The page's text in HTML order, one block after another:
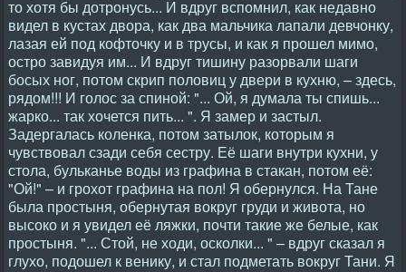
то хотя бы дотронусь... И вдруг вспомнил, как недавно
видел в кустах двора, как два мальчика лапали девчонку,
лазая ей под кофточку и в трусы, и как я прошел мимо,
остро завидуя им... И вдруг тишину разорвали шаги
босых ног, потом скрип половиц у двери в кухню, – здесь,
рядом!!! И голос за спиной: "... Ой, я думала ты спишь...
жарко... так хочется пить... ". Я замер и застыл.
Задергалась коленка, потом затылок, которым я
чувствовал сзади себя сестру. Её шаги внутри кухни, у
стола, бульканье воды из графина в стакан, потом её:
"Ой!" – и грохот графина на пол! Я обернулся. На Тане
была простыня, обернутая вокруг груди и живота, но
высоко и я увидел её ляжки, почти такие же белые, как
простыня. "... Стой, не ходи, осколки... " – вдруг сказал я
глухо, подошел к венику, и стал подметать вокруг Тани. Я